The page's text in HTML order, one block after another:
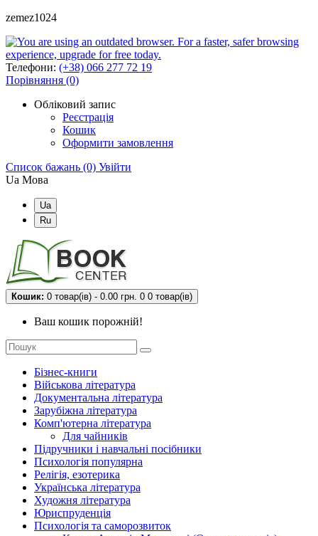
zemez1024
Телефони: (+38) 066 277 72 19
Порівняння (0)
Обліковий запис
Реєстрація
Кошик
Оформити замовлення
Список бажань (0) Увійти
Ua Мова
Ua
Ru
Кошик: 0 товар(ів) - 0.00 грн. 0 0 товар(ів)
Ваш кошик порожній!
Бізнес-книги
Військова література
Документальна література
Зарубіжна література
Комп'ютерна література
Для чайників
Підручники і навчальні посібники
Психологія популярна
Релігія, езотерика
Українська література
Художня література
Юриспруденція
Психологія та саморозвиток